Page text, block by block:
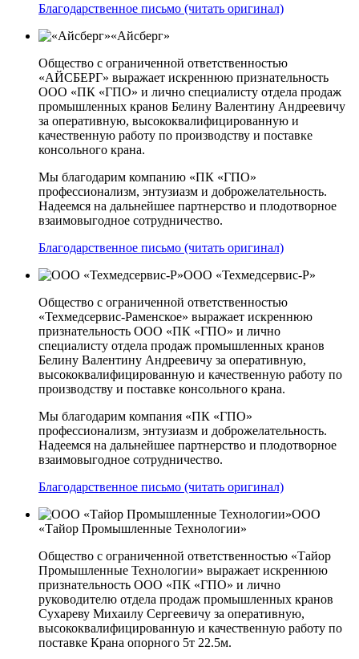
Благодарственное письмо (читать оригинал)
«Айсберг»
Общество с ограниченной ответственностью
«АЙСБЕРГ» выражает искреннюю признательность
ООО «ПК «ГПО» и лично специалисту отдела продаж
промышленных кранов Белину Валентину Андреевичу
за оперативную, высококвалифицированную и
качественную работу по производству и поставке
консольного крана.
Мы благодарим компанию «ПК «ГПО»
профессионализм, энтузиазм и доброжелательность.
Надеемся на дальнейшее партнерство и плодотворное
взаимовыгодное сотрудничество.
Благодарственное письмо (читать оригинал)
ООО «Техмедсервис-Р»
Общество с ограниченной ответственностью
«Техмедсервис-Раменское» выражает искреннюю
признательность ООО «ПК «ГПО» и лично
специалисту отдела продаж промышленных кранов
Белину Валентину Андреевичу за оперативную,
высококвалифицированную и качественную работу по
производству и поставке консольного крана.
Мы благодарим компания «ПК «ГПО»
профессионализм, энтузиазм и доброжелательность.
Надеемся на дальнейшее партнерство и плодотворное
взаимовыгодное сотрудничество.
Благодарственное письмо (читать оригинал)
ООО
«Тайор Промышленные Технологии»
Общество с ограниченной ответственностью «Тайор
Промышленные Технологии» выражает искреннюю
признательность ООО «ПК «ГПО» и лично
руководителю отдела продаж промышленных кранов
Сухареву Михаилу Сергеевичу за оперативную,
высококвалифицированную и качественную работу по
поставке Крана опорного 5т 22.5м.